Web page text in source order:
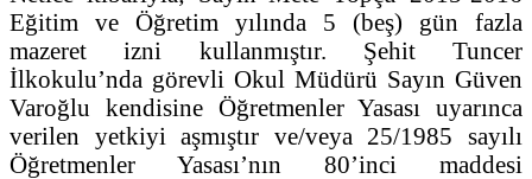
Eğitim ve Öğretim yılında 5 (beş) gün fazla
mazeret izni kullanmıştır. Şehit Tuncer
İlkokulu’nda görevli Okul Müdürü Sayın Güven
Varoğlu kendisine Öğretmenler Yasası uyarınca
verilen yetkiyi aşmıştır ve/veya 25/1985 sayılı
Öğretmenler Yasası’nın 80’inci maddesi